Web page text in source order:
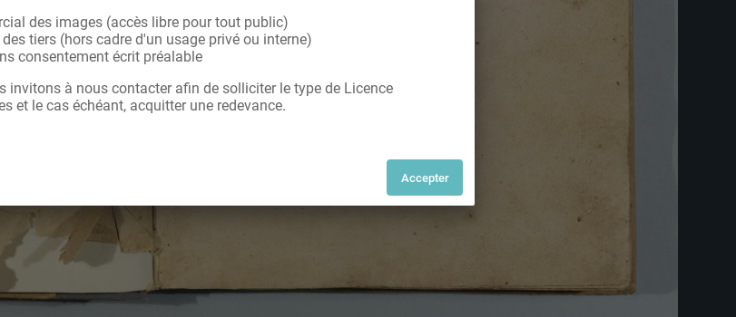
des images (accès libre pour tout public)
tiers (hors cadre d'un usage privé ou interne)
consentement écrit préalable
invitons à nous contacter afin de solliciter le type de Licence
et le cas échéant, acquitter une redevance.